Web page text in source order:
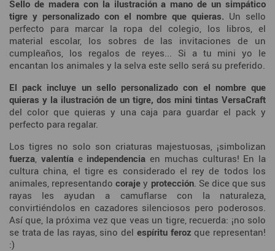
Sello de madera con la ilustración a mano de un simpático
tigre y personalizado con el nombre que quieras. Un sello
perfecto para marcar la ropa del colegio, los libros, el
material escolar, los sobres de las invitaciones de un
cumpleaños, los regalos de reyes... Si a tu mini yo le
encantan los animales y la selva este sello será su preferido.
El pack incluye un sello personalizado con el nombre que
quieras y la ilustración de un tigre, dos mini tintas VersaCraft
del color que quieras y una caja para guardar el pack y
perfecto para regalar.
Los tigres no solo son criaturas majestuosas, ¡simbolizan
fuerza valentíae independencia en muchas culturas! En la
cultura china, el tigre es considerado el rey de todos los
animales, representandocoraje y protección. Se dice que sus
rayas les ayudan a camuflarse con la naturaleza,
convirtiéndolos en cazadores silenciosos pero poderosos.
Así que, la próxima vez que veas un tigre, recuerda: ¡no solo
se trata de las rayas, sino del espíritu feroz que representan!
:)